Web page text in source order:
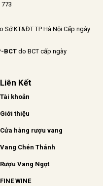
773
Sở KT&ĐT TP Hà Nội Cấp ngày
BCT do BCT cấp ngày
Liên Kết
Tài khoản
Giới thiệu
Cửa hàng rượu vang
Vang Chén Thánh
Rượu Vang Ngọt
FINE WINE